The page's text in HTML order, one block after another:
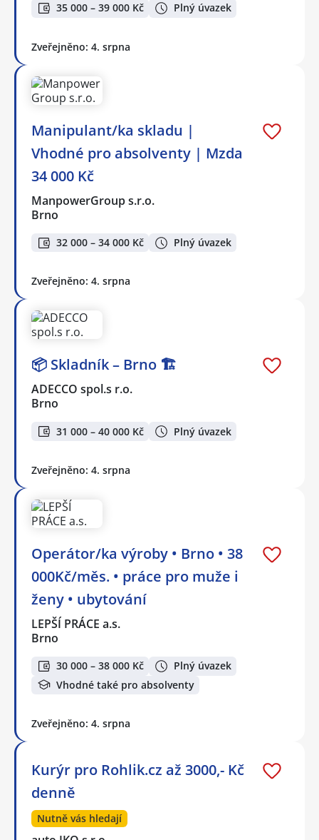
35 000 – 39 000 Kč Plný úvazek
Zveřejněno: 4. srpna
Manipulant/ka skladu |
Vhodné pro absolventy | Mzda
34 000 Kč
ManpowerGroup s.r.o.
Brno
32 000 – 34 000 Kč Plný úvazek
Zveřejněno: 4. srpna
📦 Skladník – Brno 🏗️
ADECCO spol.s r.o.
Brno
31 000 – 40 000 Kč Plný úvazek
Zveřejněno: 4. srpna
Operátor/ka výroby • Brno • 38
000Kč/měs. • práce pro muže i
ženy • ubytování
LEPŠÍ PRÁCE a.s.
Brno
30 000 – 38 000 Kč
Plný úvazek
Vhodné také pro absolventy
Zveřejněno: 4. srpna
Kurýr pro Rohlik.cz až 3000,- Kč
denně
Nutně vás hledají